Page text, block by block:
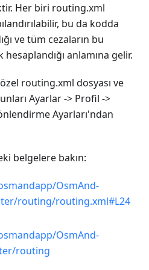
Her biri routing.xml
bu da kodda
ve tüm cezaların bu
anlamına gelir.
routing.xml dosyası ve
Ayarlar -> Profil ->
Ayarları'ndan
belgelere bakın:
OsmAnd-
routing/routing.xml#L24
OsmAnd-
routing